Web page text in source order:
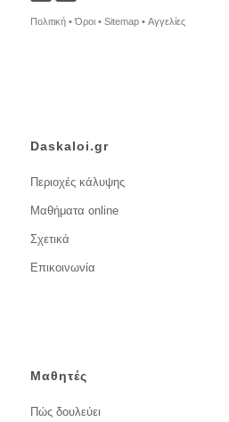
Πολιτική •Όροι • Sitemap • Αγγελίες
Daskaloi.gr
Περιοχές κάλυψης
Μαθήματα online
Σχετικά
Επικοινωνία
Μαθητές
Πώς δουλεύει